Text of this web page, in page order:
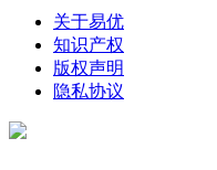
关于易优
知识产权
版权声明
隐私协议